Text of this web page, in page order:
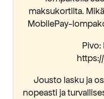
maksukortilta.
MobilePay-
Jousto lasku ja
nopeasti ja